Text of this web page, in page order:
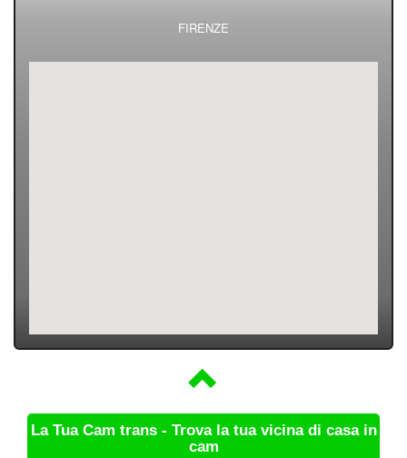
FIRENZE
La Tua Cam trans - Trova la tua vicina di casa in
cam